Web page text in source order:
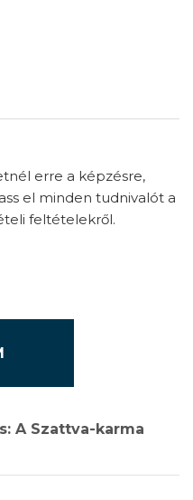
erre a képzésre,
el minden tudnivalót a
feltételekről.
A Szattva-karma